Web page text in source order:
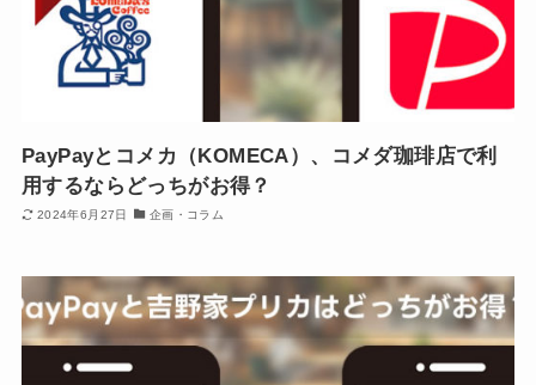
PayPayとコメカ（KOMECA）、コメダ珈琲店で利
用するならどっちがお得？
2024年6月27日 企画・コラム